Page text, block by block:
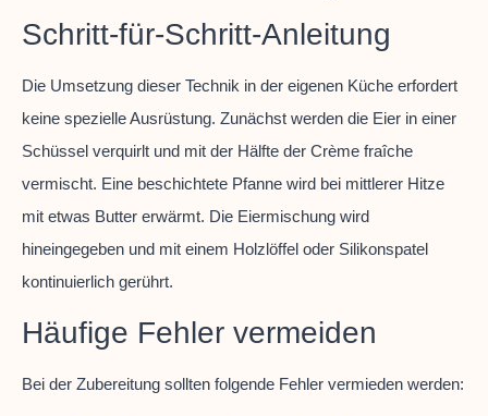
Schritt-für-Schritt-Anleitung
Die Umsetzung dieser Technik in der eigenen Küche erfordert
keine spezielle Ausrüstung. Zunächst werden die Eier in einer
Schüssel verquirlt und mit der Hälfte der Crème fraîche
vermischt. Eine beschichtete Pfanne wird bei mittlerer Hitze
mit etwas Butter erwärmt. Die Eiermischung wird
hineingegeben und mit einem Holzlöffel oder Silikonspatel
kontinuierlich gerührt.
Häufige Fehler vermeiden
Bei der Zubereitung sollten folgende Fehler vermieden werden: